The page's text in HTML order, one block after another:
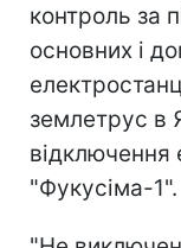
контроль за
основних і
землетрус в
відключення
"Фукусіма-1".